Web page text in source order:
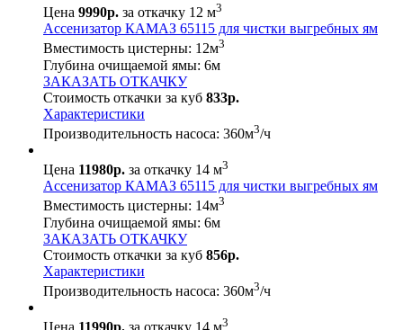
Цена 9990р. за откачку 12 м3
Ассенизатор КАМАЗ 65115 для чистки выгребных ям
Вместимость цистерны: 12м3
Глубина очищаемой ямы: 6м
ЗАКАЗАТЬ ОТКАЧКУ
Стоимость откачки за куб 833р.
Характеристики
Производительность насоса: 360м3/ч
Цена 11980р. за откачку 14 м3
Ассенизатор КАМАЗ 65115 для чистки выгребных ям
Вместимость цистерны: 14м3
Глубина очищаемой ямы: 6м
ЗАКАЗАТЬ ОТКАЧКУ
Стоимость откачки за куб 856р.
Характеристики
Производительность насоса: 360м3/ч
3